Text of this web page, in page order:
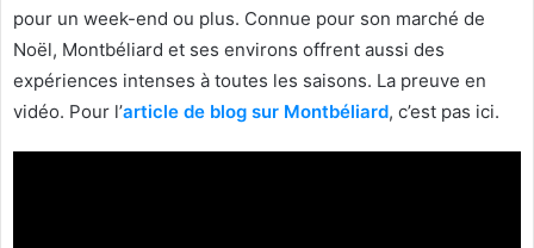
pour un week-end ou plus. Connue pour son marché de
Noël, Montbéliard et ses environs offrent aussi des
expériences intenses à toutes les saisons. La preuve en
vidéo. Pour l’article de blog sur Montbéliard, c’est pas ici.